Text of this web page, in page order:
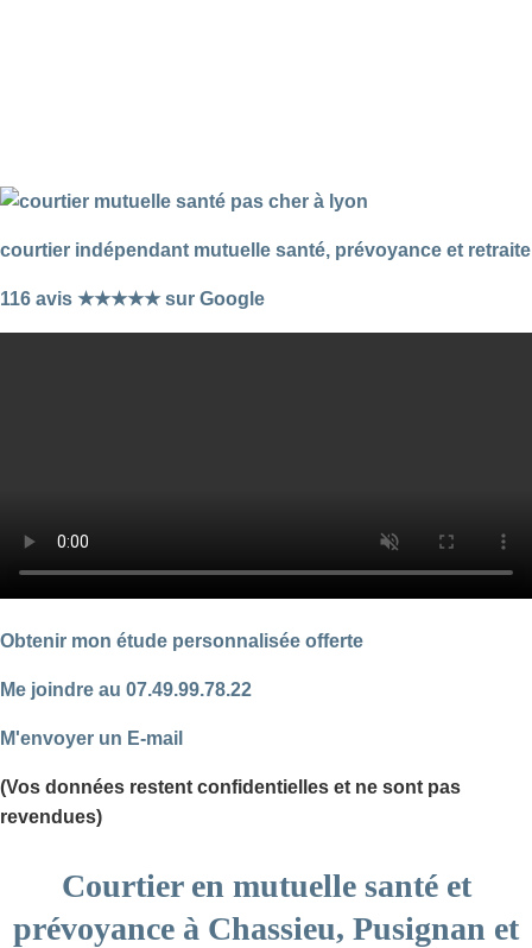
courtier indépendant mutuelle santé, prévoyance et retraite
116 avis ★★★★★ sur Google
Obtenir mon étude personnalisée offerte
Me joindre au 07.49.99.78.22
M'envoyer un E-mail
(Vos données restent confidentielles et ne sont pas
revendues)
Courtier en mutuelle santé et
prévoyance à Chassieu, Pusignan et